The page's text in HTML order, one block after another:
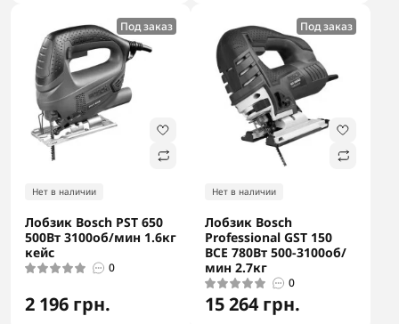
Под заказ
Нет в наличии
Лобзик Bosch PST 650
500Вт 3100об/мин 1.6кг
кейс
0
2 196 грн.
Под заказ
Нет в наличии
Лобзик Bosch
Professional GST 150
BCE 780Вт 500-3100об/
мин 2.7кг
0
15 264 грн.